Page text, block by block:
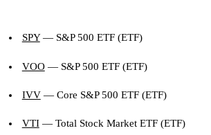
SPY— S&P 500 ETF (ETF)
VOO— S&P 500 ETF (ETF)
IVV— Core S&P 500 ETF (ETF)
VTI— Total Stock Market ETF (ETF)